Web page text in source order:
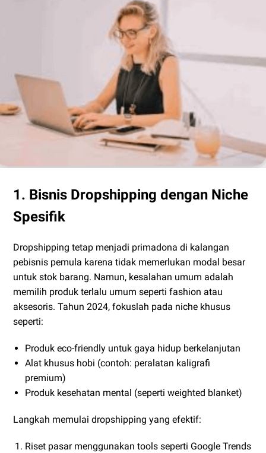
1. Bisnis Dropshipping dengan Niche
Spesifik
Dropshipping tetap menjadi primadona di kalangan
pebisnis pemula karena tidak memerlukan modal besar
untuk stok barang. Namun, kesalahan umum adalah
memilih produk terlalu umum seperti fashion atau
aksesoris. Tahun 2024, fokuslah pada niche khusus
seperti:
Produk eco-friendly untuk gaya hidup berkelanjutan
Alat khusus hobi (contoh: peralatan kaligrafi
premium)
Produk kesehatan mental (seperti weighted blanket)
Langkah memulai dropshipping yang efektif:
Riset pasar menggunakan tools seperti Google Trends